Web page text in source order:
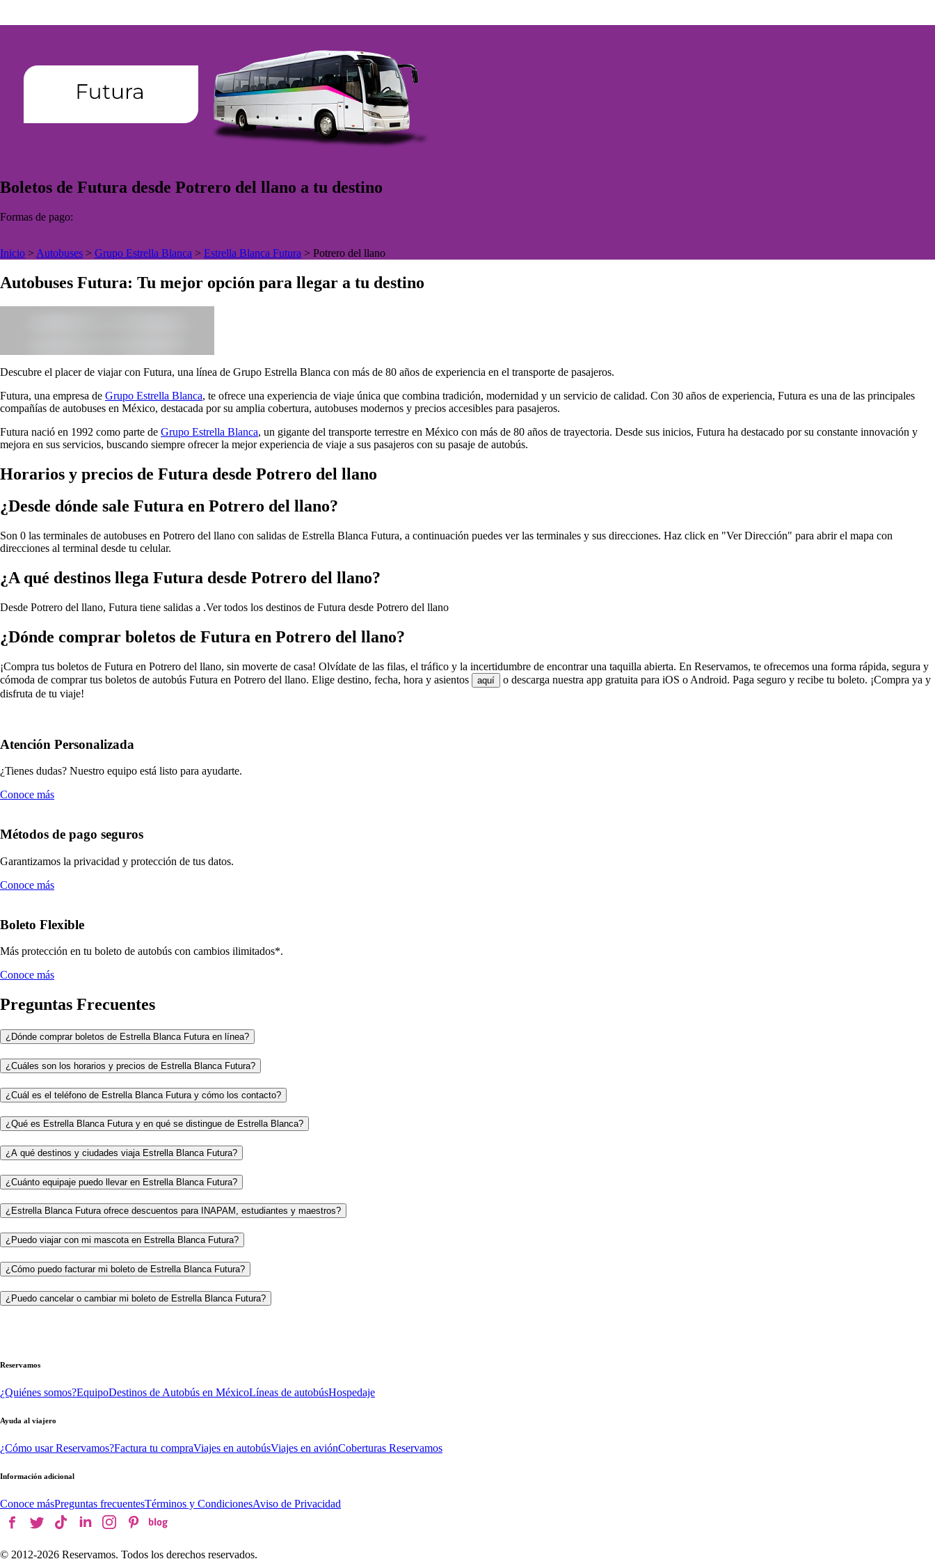
Boletos de Futura desde Potrero del llano a tu destino
Formas de pago:
Inicio > Autobuses > Grupo Estrella Blanca > Estrella Blanca Futura > Potrero del llano
Autobuses Futura: Tu mejor opción para llegar a tu destino
Descubre el placer de viajar con Futura, una línea de Grupo Estrella Blanca con más de 80 años de experiencia en el transporte de pasajeros.
Futura, una empresa de Grupo Estrella Blanca, te ofrece una experiencia de viaje única que combina tradición, modernidad y un servicio de calidad. Con 30 años de experiencia, Futura es una de las principales
compañías de autobuses en México, destacada por su amplia cobertura, autobuses modernos y precios accesibles para pasajeros.
Futura nació en 1992 como parte de Grupo Estrella Blanca, un gigante del transporte terrestre en México con más de 80 años de trayectoria. Desde sus inicios, Futura ha destacado por su constante innovación y
mejora en sus servicios, buscando siempre ofrecer la mejor experiencia de viaje a sus pasajeros con su pasaje de autobús.
Horarios y precios de Futura desde Potrero del llano
¿Desde dónde sale Futura en Potrero del llano?
Son 0 las terminales de autobuses en Potrero del llano con salidas de Estrella Blanca Futura, a continuación puedes ver las terminales y sus direcciones. Haz click en "Ver Dirección" para abrir el mapa con
direcciones al terminal desde tu celular.
¿A qué destinos llega Futura desde Potrero del llano?
Desde Potrero del llano, Futura tiene salidas a .Ver todos los destinos de Futura desde Potrero del llano
¿Dónde comprar boletos de Futura en Potrero del llano?
¡Compra tus boletos de Futura en Potrero del llano, sin moverte de casa! Olvídate de las filas, el tráfico y la incertidumbre de encontrar una taquilla abierta. En Reservamos, te ofrecemos una forma rápida, segura y
cómoda de comprar tus boletos de autobús Futura en Potrero del llano. Elige destino, fecha, hora y asientos
aquí
o descarga nuestra app gratuita para iOS o Android. Paga seguro y recibe tu boleto. ¡Compra ya y
disfruta de tu viaje!
Atención Personalizada
¿Tienes dudas? Nuestro equipo está listo para ayudarte.
Conoce más
Métodos de pago seguros
Garantizamos la privacidad y protección de tus datos.
Conoce más
Boleto Flexible
Más protección en tu boleto de autobús con cambios ilimitados*.
Conoce más
Preguntas Frecuentes
¿Dónde comprar boletos de Estrella Blanca Futura en línea?
¿Cuáles son los horarios y precios de Estrella Blanca Futura?
¿Cuál es el teléfono de Estrella Blanca Futura y cómo los contacto?
¿Qué es Estrella Blanca Futura y en qué se distingue de Estrella Blanca?
¿A qué destinos y ciudades viaja Estrella Blanca Futura?
¿Cuánto equipaje puedo llevar en Estrella Blanca Futura?
¿Estrella Blanca Futura ofrece descuentos para INAPAM, estudiantes y maestros?
¿Puedo viajar con mi mascota en Estrella Blanca Futura?
¿Cómo puedo facturar mi boleto de Estrella Blanca Futura?
¿Puedo cancelar o cambiar mi boleto de Estrella Blanca Futura?
Reservamos
¿Quiénes somos?EquipoDestinos de Autobús en MéxicoLíneas de autobúsHospedaje
Ayuda al viajero
¿Cómo usar Reservamos?Factura tu compraViajes en autobúsViajes en aviónCoberturas Reservamos
Información adicional
Conoce másPreguntas frecuentesTérminos y CondicionesAviso de Privacidad
© 2012-2026 Reservamos. Todos los derechos reservados.